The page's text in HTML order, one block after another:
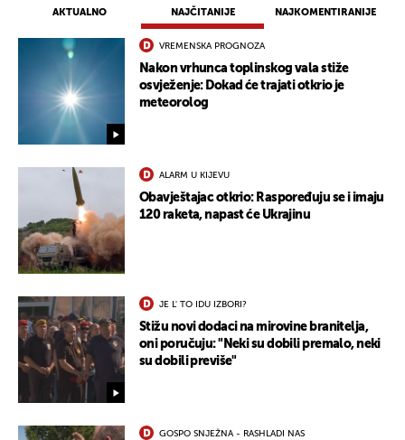
AKTUALNO NAJČITANIJE NAJKOMENTIRANIJE
VREMENSKA PROGNOZA
Nakon vrhunca toplinskog vala stiže
osvježenje: Dokad će trajati otkrio je
meteorolog
ALARM U KIJEVU
Obavještajac otkrio: Raspoređuju se i imaju
120 raketa, napast će Ukrajinu
JE L' TO IDU IZBORI?
Stižu novi dodaci na mirovine branitelja,
oni poručuju: "Neki su dobili premalo, neki
su dobili previše"
GOSPO SNJEŽNA - RASHLADI NAS
UKLJUČITE NOTIFIKACIJE